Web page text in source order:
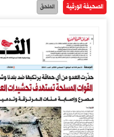
الصحيفة الورقية الملحق